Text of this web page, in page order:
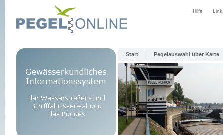
Hilfe
Start Pegelauswahl über Karte